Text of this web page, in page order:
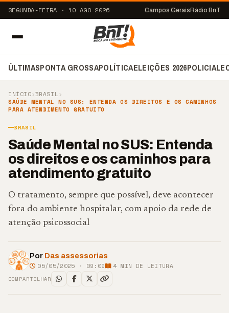
SEGUNDA-FEIRA · 10 AGO 2026 Campos Gerais Rádio BnT
ÚLTIMASPONTA GROSSAPOLÍTICAELEIÇÕES 2026POLICIAL
INÍCIO›BRASIL ›
SAÚDE MENTAL NO SUS: ENTENDA OS DIREITOS E OS CAMINHOS
PARA ATENDIMENTO GRATUITO
BRASIL
Saúde Mental no SUS: Entenda
os direitos e os caminhos para
atendimento gratuito
O tratamento, sempre que possível, deve acontecer
fora do ambiente hospitalar, com apoio da rede de
atenção psicossocial
Por Das assessorias
05/05/2025 · 09:09 4 MIN DE LEITURA
COMPARTILHAR